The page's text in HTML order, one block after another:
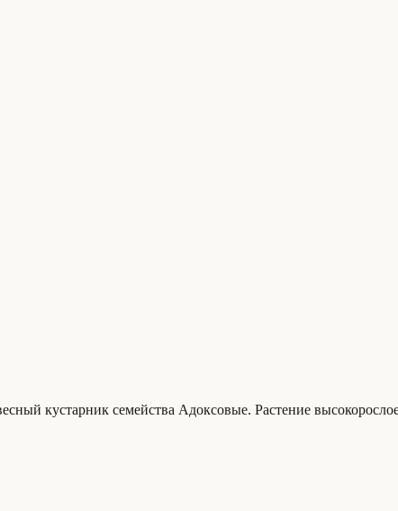
кустарник семейства Адоксовые. Растение